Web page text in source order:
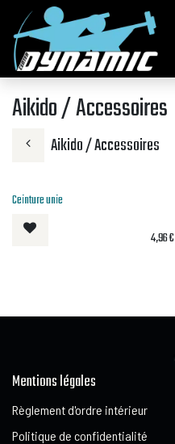
Se rendre au contenu
Aikido / Accessoires
Aikido / Accessoires
Ceinture unie
4,96€
Mentions légales
Règlement d'ordre intérieur
Politique de confidentialité